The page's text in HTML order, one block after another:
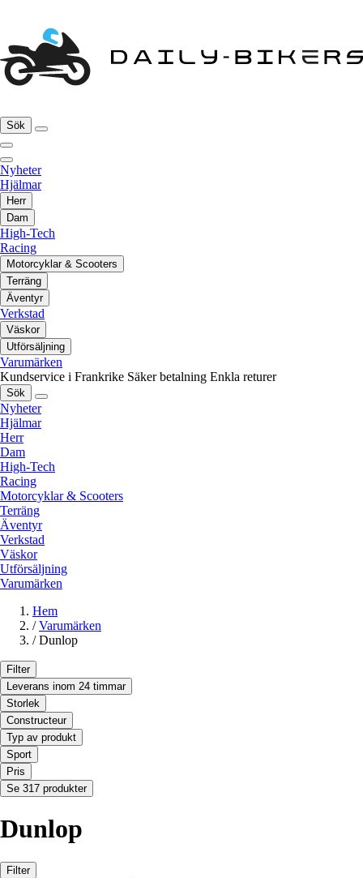
Sök
Nyheter
Hjälmar
Herr
Dam
High-Tech
Racing
Motorcyklar & Scooters
Terräng
Äventyr
Verkstad
Väskor
Utförsäljning
Varumärken
Kundservice i Frankrike Säker betalning Enkla returer
Sök
Nyheter
Hjälmar
Herr
Dam
High-Tech
Racing
Motorcyklar & Scooters
Terräng
Äventyr
Verkstad
Väskor
Utförsäljning
Varumärken
Hem
/ Varumärken
/ Dunlop
Filter
Leverans inom 24 timmar
Storlek
Constructeur
Typ av produkt
Sport
Pris
Se 317 produkter
Dunlop
Filter